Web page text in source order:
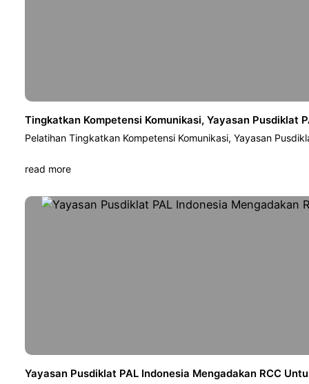
Tingkatkan Kompetensi Komunikasi, Yayasan Pusdiklat
Pelatihan Tingkatkan Kompetensi Komunikasi, Yayasan
read more
Yayasan Pusdiklat PAL Indonesia Mengadakan RCC